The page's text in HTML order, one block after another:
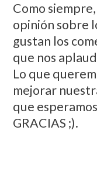
Como
opinión sobre
gustan los
que nos
Lo que
mejorar
que
GRACIAS ;).